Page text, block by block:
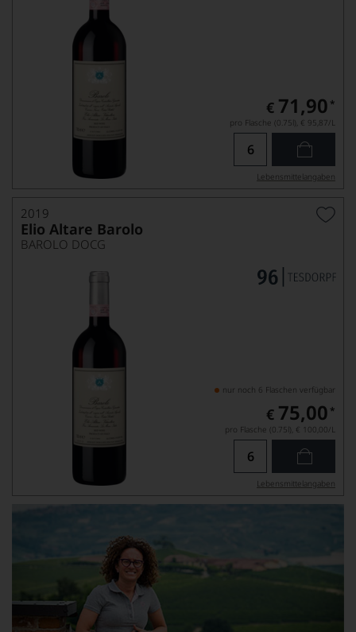
€ 71,90 *
pro Flasche (0.75l), € 95,87/L
Lebensmittel­angaben
2019
Elio Altare Barolo
BAROLO DOCG
nur noch 6 Flaschen verfügbar
€ 75,00 *
pro Flasche (0.75l), € 100,00/L
Lebensmittel­angaben